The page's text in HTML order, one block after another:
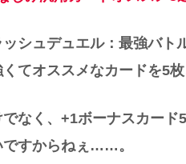
シュデュエル：最強バト
てオススメなカードを5枚
なく、+1ボーナスカード
ですからねぇ……。